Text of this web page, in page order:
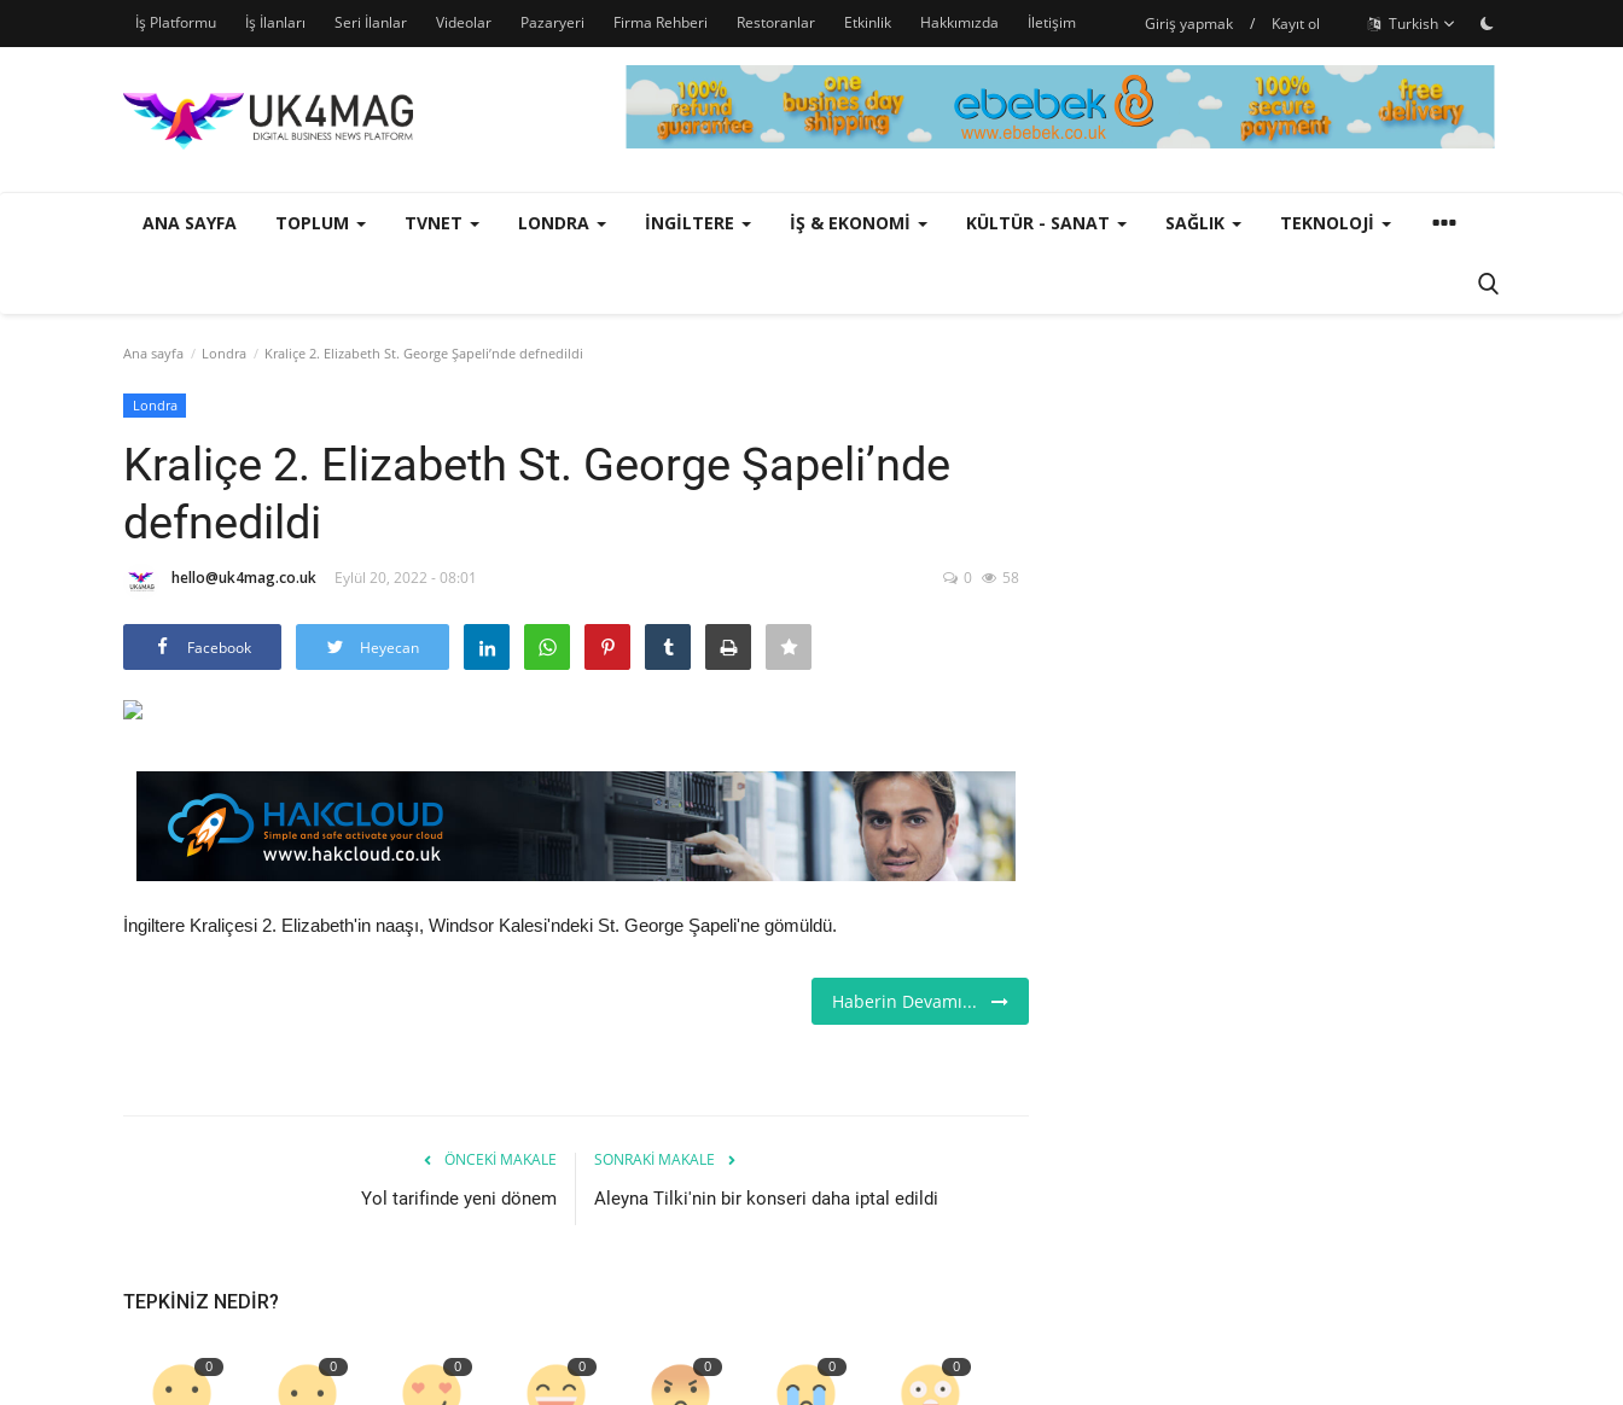
İş Platformu İş İlanları Seri İlanlar Videolar Pazaryeri Firma Rehberi Restoranlar Etkinlik Hakkımızda İletişim Giriş yapmak / Kayıt ol Turkish
ANA SAYFA TOPLUM TVNET LONDRA İNGILTERE İŞ & EKONOMI KÜLTÜR - SANAT SAĞLIK TEKNOLOJI
Ana sayfa Londra Kraliçe 2. Elizabeth St. George Şapeli’nde defnedildi
Londra
Kraliçe 2. Elizabeth St. George Şapeli’nde
defnedildi
hello@uk4mag.co.uk Eylül 20, 2022 - 08:01 0 58
Facebook Heyecan
İngiltere Kraliçesi 2. Elizabeth'in naaşı, Windsor Kalesi'ndeki St. George Şapeli'ne gömüldü.
Haberin Devamı...
ÖNCEKI MAKALE
Yol tarifinde yeni dönem
SONRAKI MAKALE
Aleyna Tilki'nin bir konseri daha iptal edildi
TEPKINIZ NEDIR?
0 0 0 0 0 0 0